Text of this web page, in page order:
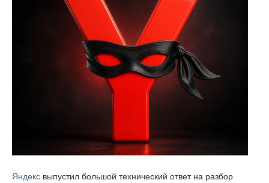
Яндекс выпустил большой технический ответ на разбор